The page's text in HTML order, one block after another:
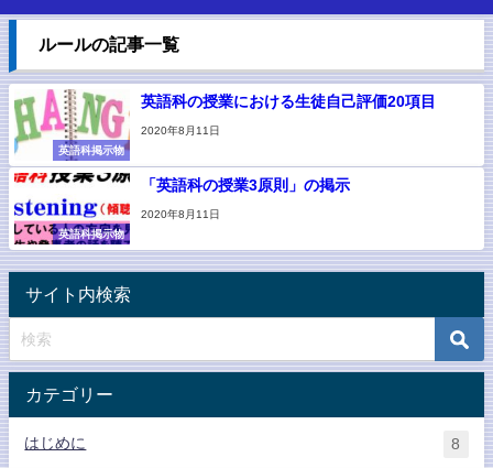
ルールの記事一覧
英語科掲示物
英語科の授業における生徒自己評価20項目
2020年8月11日
英語科掲示物
「英語科の授業3原則」の掲示
2020年8月11日
サイト内検索
カテゴリー
はじめに 8